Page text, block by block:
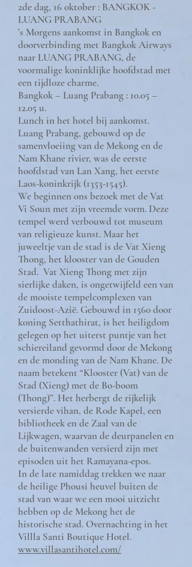
2de dag, 16 oktober : BANGKOK -
LUANG PRABANG
’s Morgens aankomst in Bangkok en
doorverbinding met Bangkok Airways
naar LUANG PRABANG, de
voormalige koninklijke hoofdstad met
een tijdloze charme.
Bangkok – Luang Prabang : 10.05 –
12.05 u.
Lunch in het hotel bij aankomst.
Luang Prabang, gebouwd op de
samenvloeiing van de Mekong en de
Nam Khane rivier, was de eerste
hoofdstad van Lan Xang, het eerste
Laos-koninkrijk (1353-1545).
We beginnen ons bezoek met de Vat
Vi Soun met zijn vreemde vorm. Deze
tempel werd verbouwd tot museum
van religieuze kunst. Maar het
juweeltje van de stad is de Vat Xieng
Thong, het klooster van de Gouden
Stad. Vat Xieng Thong met zijn
sierlijke daken, is ongetwijfeld een van
de mooiste tempelcomplexen van
Zuidoost-Azië. Gebouwd in 1560 door
koning Setthathirat, is het heiligdom
gelegen op het uiterst puntje van het
schiereiland gevormd door de Mekong
en de monding van de Nam Khane. De
naam betekent “Klooster (Vat) van de
Stad (Xieng) met de Bo-boom
(Thong)”. Het herbergt de rijkelijk
versierde vihan, de Rode Kapel, een
bibliotheek en de Zaal van de
Lijkwagen, waarvan de deurpanelen en
de buitenwanden versierd zijn met
episoden uit het Ramayana-epos.
In de late namiddag trekken we naar
de heilige Phousi heuvel buiten de
stad van waar we een mooi uitzicht
hebben op de Mekong het de
historische stad. Overnachting in het
Villla Santi Boutique Hotel.
www.villasantihotel.com/